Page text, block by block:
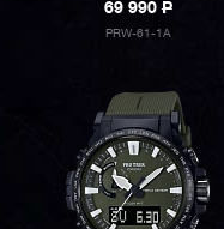
69 990P
PRW-61-1A